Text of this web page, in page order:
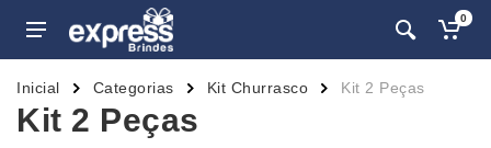
0
Inicial Categorias Kit Churrasco Kit 2 Peças
Kit 2 Peças